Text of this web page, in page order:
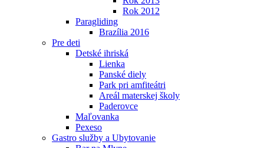
Rok 2012
Paragliding
Brazília 2016
Pre deti
Detské ihriská
Lienka
Panské diely
Park pri amfiteátri
Areál materskej školy
Paderovce
Maľovanka
Pexeso
Gastro služby a Ubytovanie